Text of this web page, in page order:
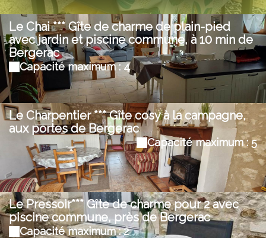
Le Chai *** Gîte de charme de plain-pied
avec jardin et piscine commune, à 10 min de
Bergerac
Capacité maximum : 4
Le Charpentier *** Gîte cosy à la campagne,
aux portes de Bergerac
Capacité maximum : 5
Le Pressoir*** Gîte de charme pour 2 avec
piscine commune, près de Bergerac
Capacité maximum : 2